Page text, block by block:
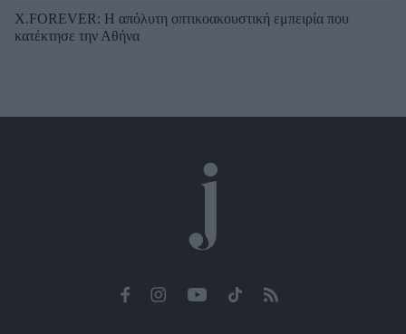
X.FOREVER: Η απόλυτη οπτικοακουστική εμπειρία που
κατέκτησε την Αθήνα